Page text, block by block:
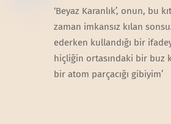
‘Beyaz Karanlık’, onun, bu
zaman imkansız kılan
ederken kullandığı bir
hiçliğin ortasındaki bir buz
bir atom parçacığı gibiyim’